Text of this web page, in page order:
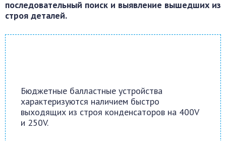
последовательный поиск и выявление вышедших из
строя деталей.
Бюджетные балластные устройства
характеризуются наличием быстро
выходящих из строя конденсаторов на 400V
и 250V.